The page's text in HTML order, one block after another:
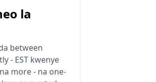
la
between
- EST kwenye
more - na one-